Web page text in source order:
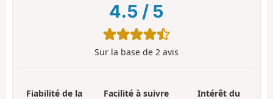
4.5 / 5
Sur la base de 2 avis
Fiabilité de la
Facilité à suivre
Intérêt du